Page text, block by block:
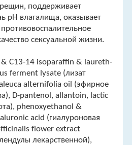
поддерживает
pH влагалища, оказывает
сексуальной жизни.
C13-14 isoparaffin & laureth-
ferment lysate (лизат
alternifolia oil (эфирное
D-pantenol, allantoin, lactic
phenoxyethanol &
acid (гиалуроновая
flower extract
лекарственной),